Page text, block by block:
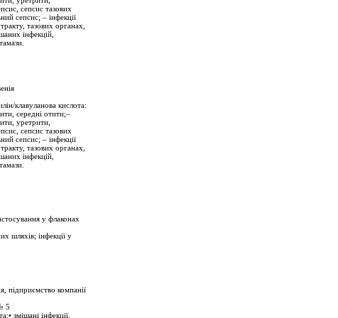
сепсис тазових
сепсис; – інфекції
тазових органах,
інфекцій,
клавуланова кислота:
середні отити;–
уретрити,
сепсис тазових
сепсис; – інфекції
тазових органах,
інфекцій,
у флаконах
шляхів; інфекції у
підприємство компанії
5
змішані інфекції,